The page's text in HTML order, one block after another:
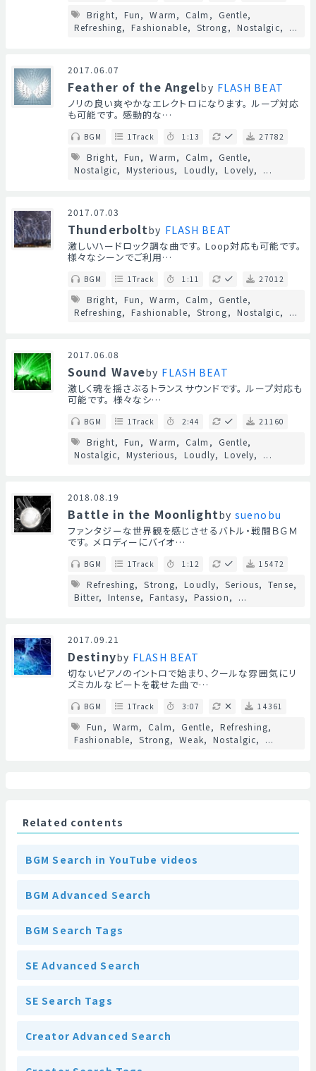
Bright Fun Warm Calm
Gentle
Refreshing
Fashionable Strong Nostalgic ...
2017.06.07
Feather of the Angelby FLASH BEAT
ノリの良い爽やかなエレクトロになります。 ループ対応
も可能です。 感動的な…
BGM 1Track 1:13 27782
Bright Fun Warm Calm
Gentle
Nostalgic
Mysterious Loudly Lovely ...
2017.07.03
Thunderboltby FLASH BEAT
激しいハードロック調な曲です。 Loop対応も可能です。
様々なシーンでご利用…
BGM 1Track 1:11 27012
Bright Fun Warm Calm
Gentle
Refreshing
Fashionable Strong Nostalgic ...
2017.06.08
Sound Waveby FLASH BEAT
激しく魂を揺さぶるトランスサウンドです。 ループ対応も
可能です。 様々なシ…
BGM 1Track 2:44 21160
Bright Fun Warm Calm
Gentle
Nostalgic
Mysterious Loudly Lovely ...
2018.08.19
Battle in the Moonlightby suenobu
ファンタジーな世界観を感じさせるバトル・戦闘ＢＧＭ
です。 メロディーにバイオ…
BGM 1Track 1:12 15472
Refreshing Strong Loudly Serious
Tense
Bitter
Intense Fantasy Passion ...
2017.09.21
Destinyby FLASH BEAT
切ないピアノのイントロで始まり、クールな雰囲気にリ
ズミカルなビートを載せた曲で…
BGM 1Track 3:07 14361
Fun Warm Calm Gentle
Refreshing
Fashionable
Strong Weak Nostalgic ...
Related contents
BGM Search in YouTube videos
BGM Advanced Search
BGM Search Tags
SE Advanced Search
SE Search Tags
Creator Advanced Search